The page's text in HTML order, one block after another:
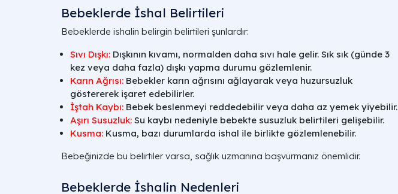
Bebeklerde İshal Belirtileri
Bebeklerde ishalin belirgin belirtileri şunlardır:
Sıvı Dışkı: Dışkının kıvamı, normalden daha sıvı hale gelir. Sık sık (günde 3
kez veya daha fazla) dışkı yapma durumu gözlemlenir.
Karın Ağrısı: Bebekler karın ağrısını ağlayarak veya huzursuzluk
göstererek işaret edebilirler.
İştah Kaybı: Bebek beslenmeyi reddedebilir veya daha az yemek yiyebilir.
Aşırı Susuzluk: Su kaybı nedeniyle bebekte susuzluk belirtileri gelişebilir.
Kusma: Kusma, bazı durumlarda ishal ile birlikte gözlemlenebilir.
Bebeğinizde bu belirtiler varsa, sağlık uzmanına başvurmanız önemlidir.
Bebeklerde İshalin Nedenleri